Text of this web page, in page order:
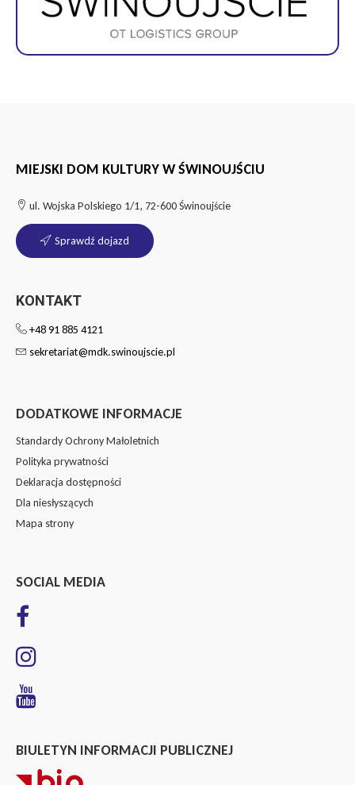
MIEJSKI DOM KULTURY W ŚWINOUJŚCIU
ul. Wojska Polskiego 1/1, 72-600 Świnoujście
Sprawdź dojazd
KONTAKT
+48 91 885 4121
sekretariat@mdk.swinoujscie.pl
DODATKOWE INFORMACJE
Standardy Ochrony Małoletnich
Polityka prywatności
Deklaracja dostępności
Dla niesłyszących
Mapa strony
SOCIAL MEDIA
BIULETYN INFORMACJI PUBLICZNEJ